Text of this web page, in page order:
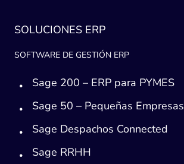
SOLUCIONES ERP
SOFTWARE DE GESTIÓN ERP
Sage 200 – ERP para PYMES
Sage 50 – Pequeñas Empresas
Sage Despachos Connected
Sage RRHH